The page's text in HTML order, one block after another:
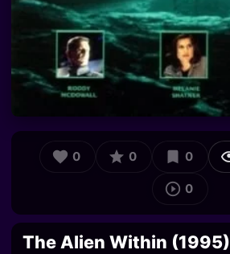
0 0 0
0
The Alien Within (1995)